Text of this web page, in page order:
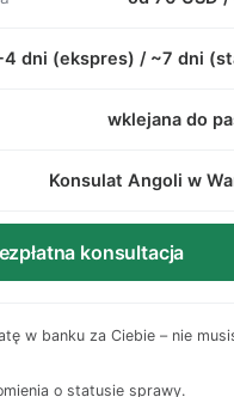
4 dni (ekspres) / ~7 dni
wklejana do
Konsulat Angoli w
konsultacja
w banku za Ciebie – nie
o statusie sprawy.